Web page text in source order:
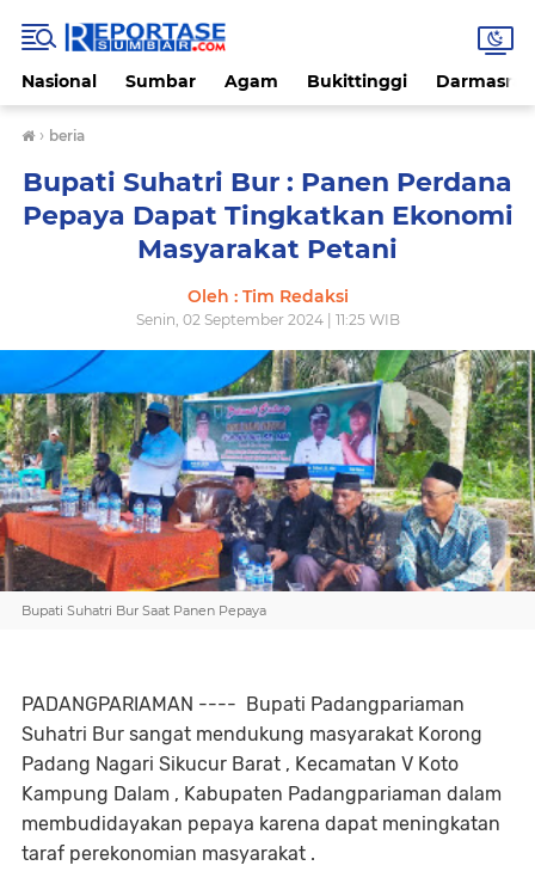
Nasional Sumbar Agam Bukittinggi
› beria
Bupati Suhatri Bur : Panen Perdana
Pepaya Dapat Tingkatkan Ekonomi
Masyarakat Petani
Oleh : Tim Redaksi
Senin, 02 September 2024 | 11:25 WIB
Bupati Suhatri Bur Saat Panen Pepaya
PADANGPARIAMAN ---- Bupati Padangpariaman
Suhatri Bur sangat mendukung masyarakat Korong
Padang Nagari Sikucur Barat , Kecamatan V Koto
Kampung Dalam , Kabupaten Padangpariaman dalam
membudidayakan pepaya karena dapat meningkatan
taraf perekonomian masyarakat .